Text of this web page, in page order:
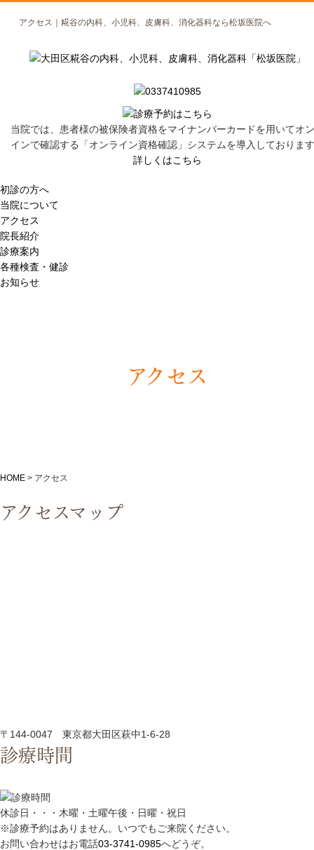
アクセス｜糀谷の内科、小児科、皮膚科、消化器科なら松坂医院へ
当院では、患者様の被保険者資格をマイナンバーカードを用いてオ
インで確認する「オンライン資格確認」システムを導入しておりま
詳しくはこちら
初診の方へ
当院について
アクセス
院長紹介
診療案内
各種検査・健診
お知らせ
アクセス
HOME > アクセス
アクセスマップ
〒144-0047 東京都大田区萩中1-6-28
診療時間
休診日・・・木曜・土曜午後・日曜・祝日
※診療予約はありません。いつでもご来院ください。
お問い合わせはお電話03-3741-0985へどうぞ。